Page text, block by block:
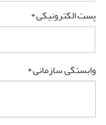
پست الکترونیکی *
وابستگی سازمانی *